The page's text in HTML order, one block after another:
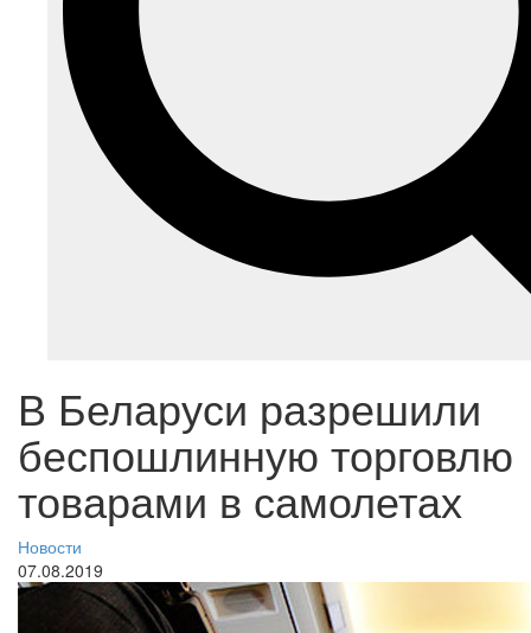
В Беларуси разрешили
беспошлинную торговлю
товарами в самолетах
Новости
07.08.2019